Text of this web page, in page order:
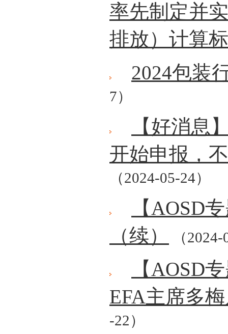
率先制定并
排放）计算
2024包装
7）
【好消息
开始申报，
（2024-05-24）
【AOSD
（续）
（
【AOSD
EFA主席多
-22）